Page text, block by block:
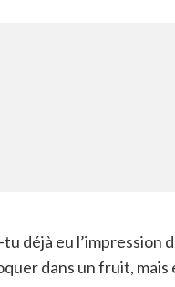
tu déjà eu l’impression
dans un fruit, mais